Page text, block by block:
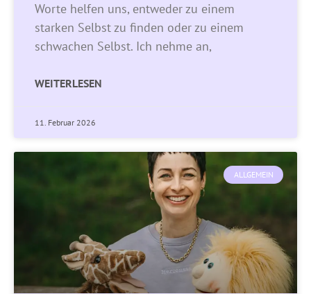
Worte helfen uns, entweder zu einem
starken Selbst zu finden oder zu einem
schwachen Selbst. Ich nehme an,
WEITERLESEN
11. Februar 2026
ALLGEMEIN